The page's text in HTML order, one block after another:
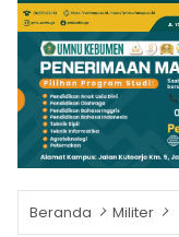
Beranda Militer